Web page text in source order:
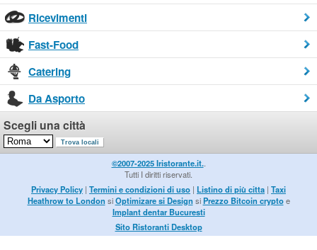
Ricevimenti
Fast-Food
Catering
Da Asporto
Scegli una città
©2007-2025 Iristorante.it..
Tutti I diritti riservati.
Privacy Policy | Termini e condizioni di uso | Listino di più citta | Taxi
Heathrow to London siOptimizare si Design siPrezzo Bitcoin cryptoe
Implant dentar Bucuresti
Sito Ristoranti Desktop